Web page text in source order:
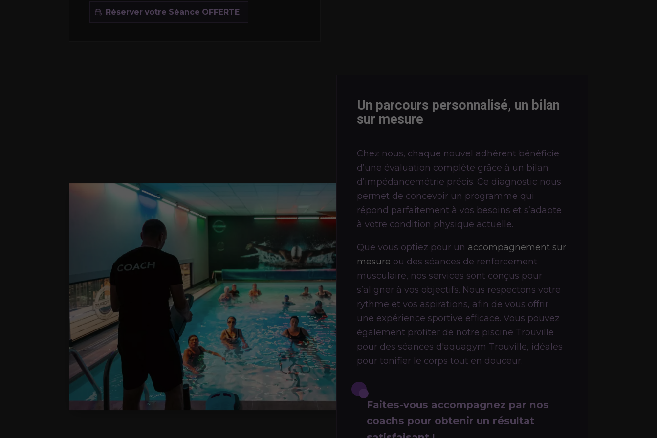
Réserver votre Séance OFFERTE
Un parcours personnalisé, un bilan
sur mesure
Chez nous, chaque nouvel adhérent bénéficie
d’une évaluation complète grâce à un bilan
d’impédancemétrie précis. Ce diagnostic nous
permet de concevoir un programme qui
répond parfaitement à vos besoins et s’adapte
à votre condition physique actuelle.
Que vous optiez pour un accompagnement sur
mesure ou des séances de renforcement
musculaire, nos services sont conçus pour
s’aligner à vos objectifs. Nous respectons votre
rythme et vos aspirations, afin de vous offrir
une expérience sportive efficace. Vous pouvez
également profiter de notre piscine Trouville
pour des séances d'aquagym Trouville, idéales
pour tonifier le corps tout en douceur.
Faites-vous accompagnez par nos
coachs pour obtenir un résultat